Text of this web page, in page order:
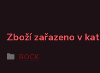
Zboží zařazeno v
ROCK